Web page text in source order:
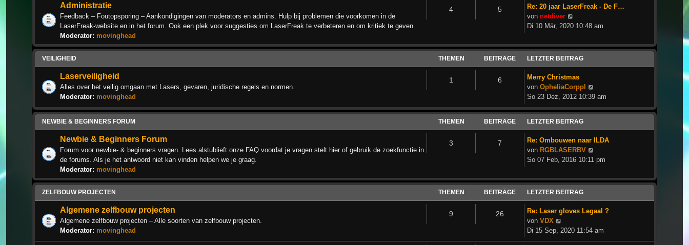
Administratie
Feedback – Foutopsporing – Aankondigingen van moderators en admins. Hulp bij problemen die voorkomen in de
LaserFreak-website en in het forum. Ook een plek voor suggesties om LaserFreak te verbeteren en om kritiek te geven.
Moderator: movinghead
4 5
Re: 20 jaar LaserFreak - De F…
von netdiver
Beitrag
Di 10 Mär, 2020 10:48 am
VEILIGHEID THEMEN BEITRÄGE LETZTER BEITRAG
Laserveiligheid
Alles over het veilig omgaan met Lasers, gevaren, juridische regels en normen.
Moderator: movinghead
1 6
Merry Christmas
von OpheliaCorppl
Beitrag
So 23 Dez, 2012 10:39 am
NEWBIE & BEGINNERS FORUM THEMEN BEITRÄGE LETZTER BEITRAG
Newbie & Beginners Forum
Forum voor newbie- & beginners vragen. Lees alstublieft onze FAQ voordat je vragen stelt hier of gebruik de zoekfunctie in
de forums. Als je het antwoord niet kan vinden helpen we je graag.
Moderator: movinghead
3 7
Re: Ombouwen naar ILDA
von RGBLASERBV
Beitrag
So 07 Feb, 2016 10:11 pm
ZELFBOUW PROJECTEN THEMEN BEITRÄGE LETZTER BEITRAG
Algemene zelfbouw projecten
Algemene zelfbouw projecten – Alle soorten van zelfbouw projecten.
Moderator: movinghead
9 26
Re: Laser gloves Legaal ?
von VDX
Beitrag
Di 15 Sep, 2020 11:54 am